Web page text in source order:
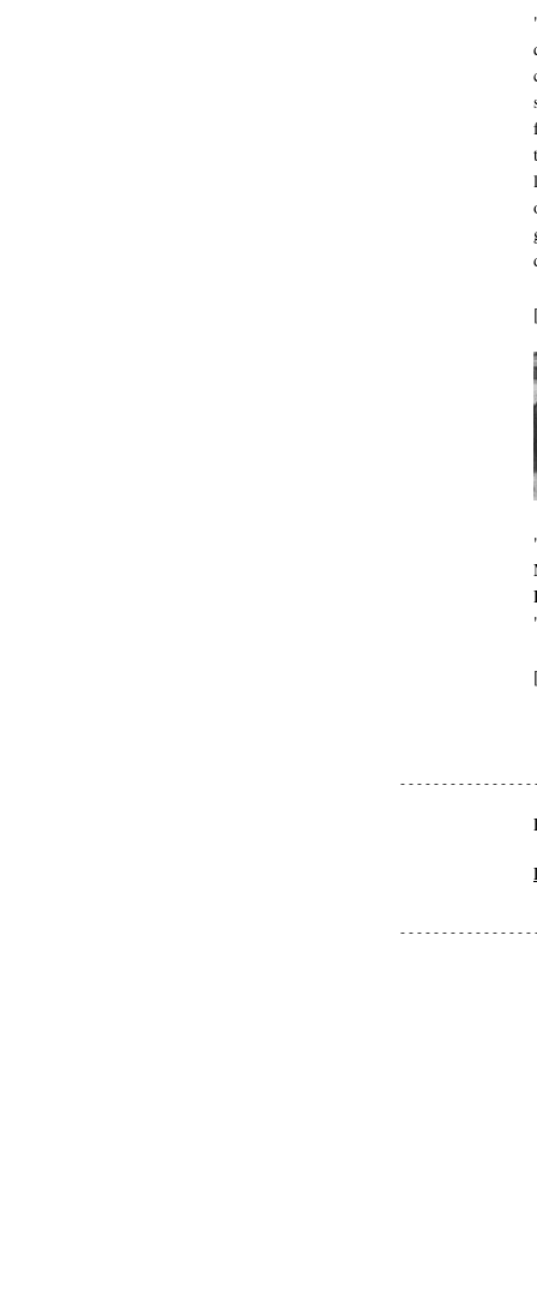
- - - - - - - - - - - - - - - -
- - - - - - - - - - - - - - - -